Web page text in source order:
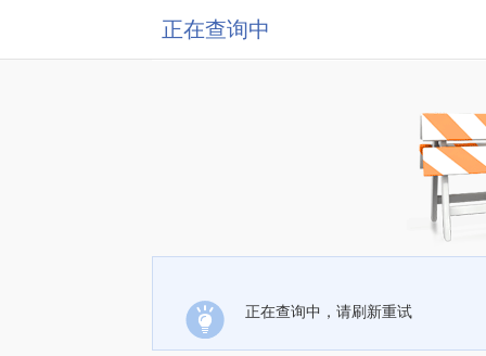
正在查询中
正在查询中，请刷新重试